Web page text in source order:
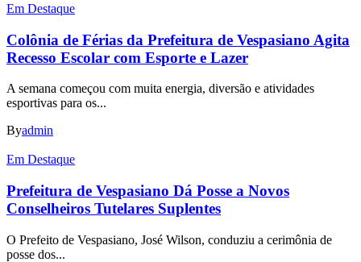
Em Destaque
Colônia de Férias da Prefeitura de Vespasiano Agita
Recesso Escolar com Esporte e Lazer
A semana começou com muita energia, diversão e atividades
esportivas para os...
Byadmin
Em Destaque
Prefeitura de Vespasiano Dá Posse a Novos
Conselheiros Tutelares Suplentes
O Prefeito de Vespasiano, José Wilson, conduziu a cerimônia de
posse dos...